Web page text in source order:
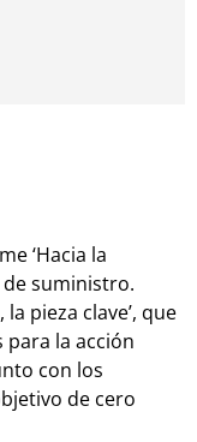
‘Hacia la
suministro.
pieza clave’, que
la acción
con los
de cero